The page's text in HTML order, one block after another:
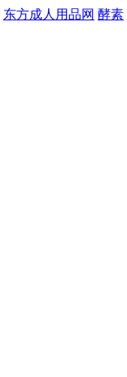
东方成人用品网 酵素